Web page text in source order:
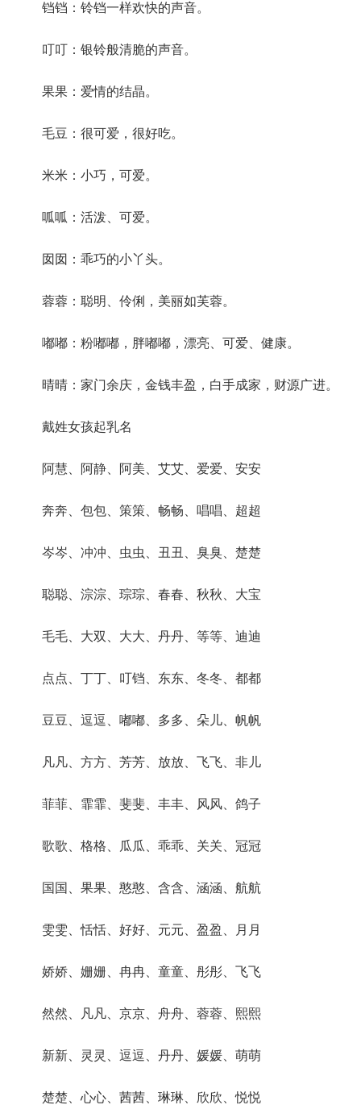
铛铛：铃铛一样欢快的声音。
叮叮：银铃般清脆的声音。
果果：爱情的结晶。
毛豆：很可爱，很好吃。
米米：小巧，可爱。
呱呱：活泼、可爱。
囡囡：乖巧的小丫头。
蓉蓉：聪明、伶俐，美丽如芙蓉。
嘟嘟：粉嘟嘟，胖嘟嘟，漂亮、可爱、健康。
晴晴：家门余庆，金钱丰盈，白手成家，财源广进。
戴姓女孩起乳名
阿慧、阿静、阿美、艾艾、爱爱、安安
奔奔、包包、策策、畅畅、唱唱、超超
岑岑、冲冲、虫虫、丑丑、臭臭、楚楚
聪聪、淙淙、琮琮、春春、秋秋、大宝
毛毛、大双、大大、丹丹、等等、迪迪
点点、丁丁、叮铛、东东、冬冬、都都
豆豆、逗逗、嘟嘟、多多、朵儿、帆帆
凡凡、方方、芳芳、放放、飞飞、非儿
菲菲、霏霏、斐斐、丰丰、风风、鸽子
歌歌、格格、瓜瓜、乖乖、关关、冠冠
国国、果果、憨憨、含含、涵涵、航航
雯雯、恬恬、好好、元元、盈盈、月月
娇娇、姗姗、冉冉、童童、彤彤、飞飞
然然、凡凡、京京、舟舟、蓉蓉、熙熙
新新、灵灵、逗逗、丹丹、媛媛、萌萌
楚楚、心心、茜茜、琳琳、欣欣、悦悦